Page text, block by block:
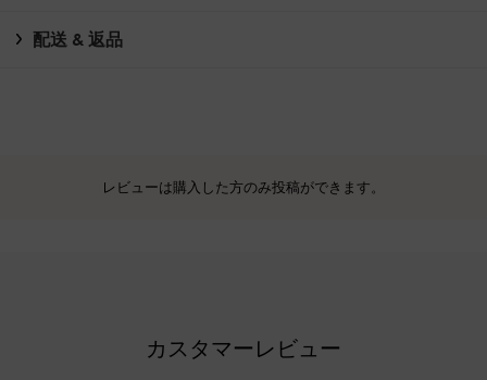
配送 & 返品
レビューは購入した方のみ投稿ができます。
カスタマーレビュー